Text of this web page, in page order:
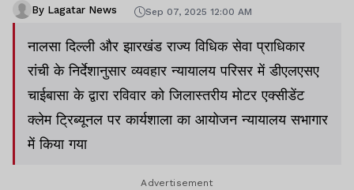
By Lagatar News Sep 07, 2025 12:00 AM
नालसा दिल्ली और झारखंड राज्य विधिक सेवा प्राधिकार
रांची के निर्देशानुसार व्यवहार न्यायालय परिसर में डीएलएसए
चाईबासा के द्वारा रविवार को जिलास्तरीय मोटर एक्सीडेंट
क्लेम ट्रिब्यूनल पर कार्यशाला का आयोजन न्यायालय सभागार
में किया गया
Advertisement